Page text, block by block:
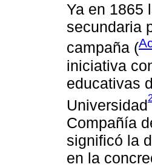
Ya en 1865
secundaria
campaña (
iniciativa
educativas
Universidad
Compañía
significó la
en la